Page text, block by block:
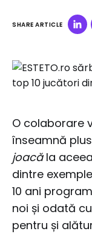
SHARE ARTICLE
O colaborare
înseamnă
joacăla
dintre
10 ani
noi și odată
pentru și